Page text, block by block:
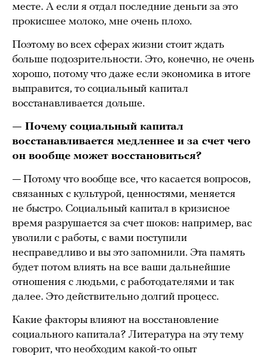
месте. А если я отдал последние деньги за это
прокисшее молоко, мне очень плохо.
Поэтому во всех сферах жизни стоит ждать
больше подозрительности. Это, конечно, не очень
хорошо, потому что даже если экономика в итоге
выправится, то социальный капитал
восстанавливается дольше.
— Почему социальный капитал
восстанавливается медленнее и за счет чего
он вообще может восстановиться?
— Потому что вообще все, что касается вопросов,
связанных с культурой, ценностями, меняется
не быстро. Социальный капитал в кризисное
время разрушается за счет шоков: например, вас
уволили с работы, с вами поступили
несправедливо и вы это запомнили. Эта память
будет потом влиять на все ваши дальнейшие
отношения с людьми, с работодателями и так
далее. Это действительно долгий процесс.
Какие факторы влияют на восстановление
социального капитала? Литература на эту тему
говорит, что необходим какой-то опыт